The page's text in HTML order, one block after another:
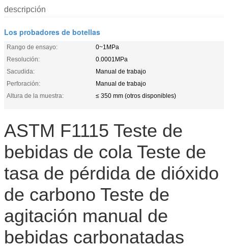
descripción
Los probadores de botellas
Rango de ensayo:
0~1MPa
Resolución:
0.0001MPa
Sacudida:
Manual de trabajo
Perforación:
Manual de trabajo
Altura de la muestra:
≤ 350 mm (otros disponibles)
ASTM F1115 Teste de
bebidas de cola Teste de
tasa de pérdida de dióxido
de carbono Teste de
agitación manual de
bebidas carbonatadas